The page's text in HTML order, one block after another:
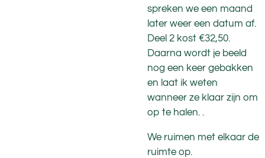
spreken we een maand
later weer een datum af.
Deel 2 kost €32,50.
Daarna wordt je beeld
nog een keer gebakken
en laat ik weten
wanneer ze klaar zijn om
op te halen. .
We ruimen met elkaar de
ruimte op.